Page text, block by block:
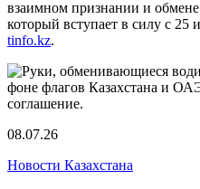
взаимном признании и
который вступает в силу с 25
tinfo.kz.
08.07.26
Новости Казахстана